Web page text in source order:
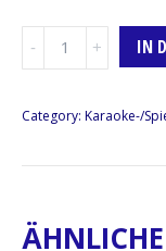
Nintendo
IN
Category: Karaoke-/